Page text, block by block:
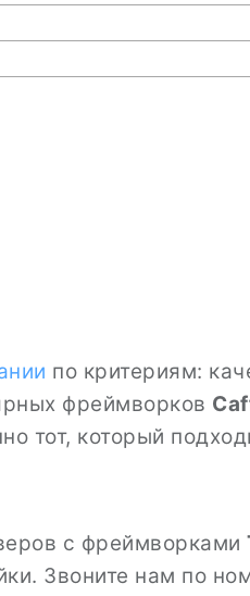
по критериям:
фреймворков
тот, который
с фреймворками
Звоните нам по